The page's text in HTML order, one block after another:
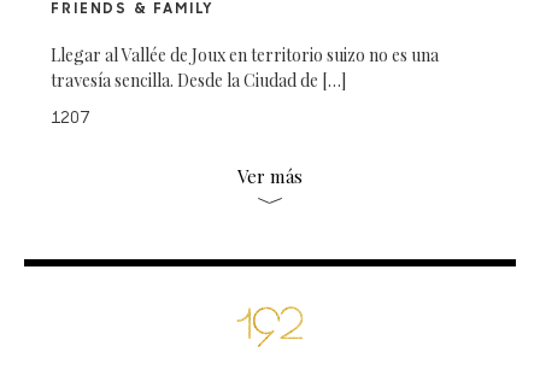
FRIENDS & FAMILY
Llegar al Vallée de Joux en territorio suizo no es una
travesía sencilla. Desde la Ciudad de […]
1207
Ver más